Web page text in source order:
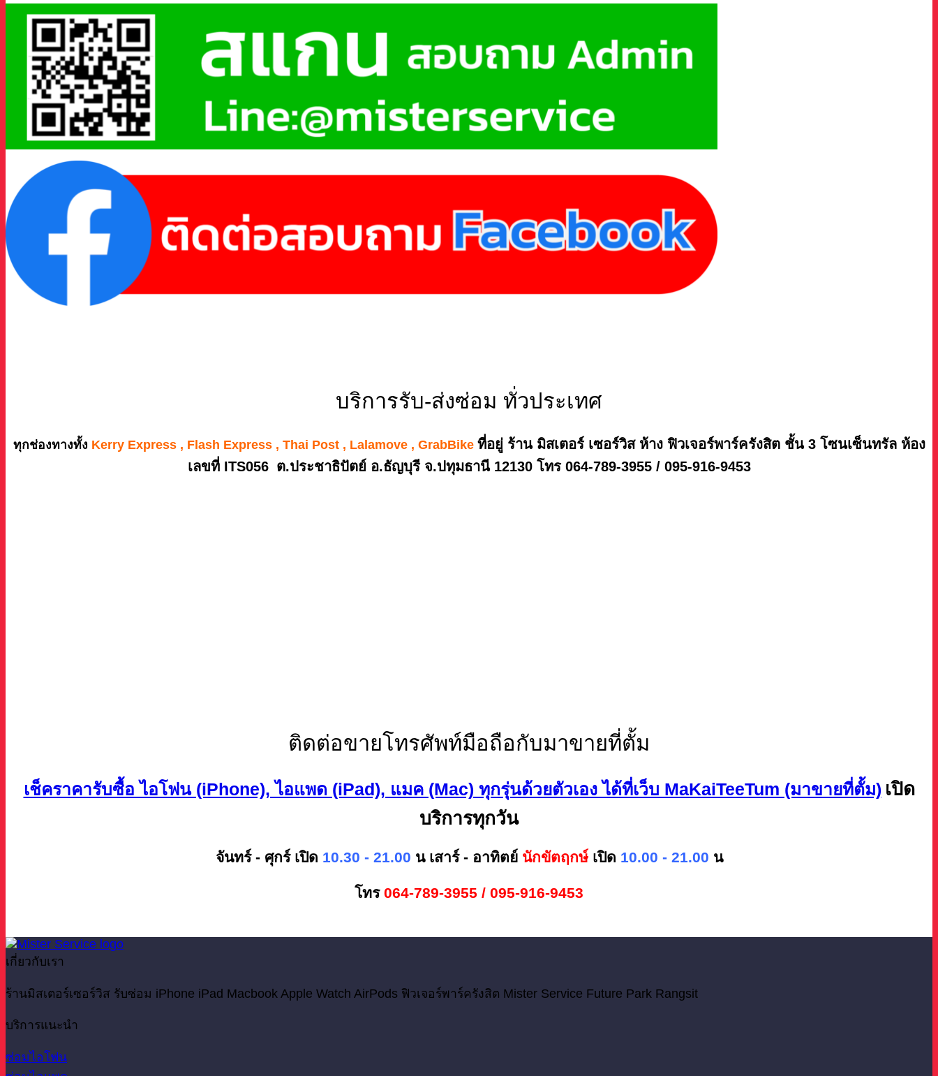
บริการรับ-ส่งซ่อม ทั่วประเทศ
ทุกช่องทางทั้ง Kerry Express , Flash Express , Thai Post , Lalamove , GrabBike ที่อยู่ ร้าน มิสเตอร์ เซอร์วิส ห้าง ฟิวเจอร์พาร์ครังสิต ชั้น 3 โซนเซ็นทรัล ห้อง
เลขที่ ITS056 ต.ประชาธิปัตย์ อ.ธัญบุรี จ.ปทุมธานี 12130 โทร 064-789-3955 / 095-916-9453
ติดต่อขายโทรศัพท์มือถือกับมาขายที่ตั้ม
เช็คราคารับซื้อ ไอโฟน (iPhone), ไอแพด (iPad), แมค (Mac) ทุกรุ่นด้วยตัวเอง ได้ที่เว็บ MaKaiTeeTum (มาขายที่ตั้ม) เปิด
บริการทุกวัน
จันทร์ - ศุกร์ เปิด 10.30 - 21.00 น เสาร์ - อาทิตย์ นักขัตฤกษ์เปิด 10.00 - 21.00 น
โทร064-789-3955 / 095-916-9453
เกี่ยวกับเรา
ร้านมิสเตอร์เซอร์วิส รับซ่อม iPhone iPad Macbook Apple Watch AirPods ฟิวเจอร์พาร์ครังสิต Mister Service Future Park Rangsit
บริการแนะนำ
ซ่อมไอโฟน